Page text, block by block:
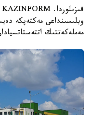
مەملەكەتتىك